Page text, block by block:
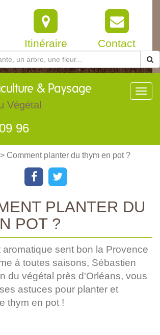
Itinéraire Contact
& Paysage
Végétal
96
> Comment planter du thym en pot ?
PLANTER DU
POT ?
aromatique sent bon la Provence
à toutes saisons, Sébastien
du végétal près d'Orléans, vous
astuces pour planter et
thym en pot !